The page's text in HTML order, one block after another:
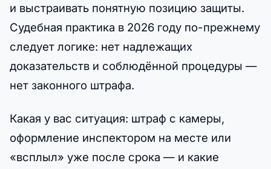
и выстраивать понятную позицию защиты.
Судебная практика в 2026 году по-прежнему
следует логике: нет надлежащих
доказательств и соблюдённой процедуры —
нет законного штрафа.
Какая у вас ситуация: штраф с камеры,
оформление инспектором на месте или
«всплыл» уже после срока — и какие